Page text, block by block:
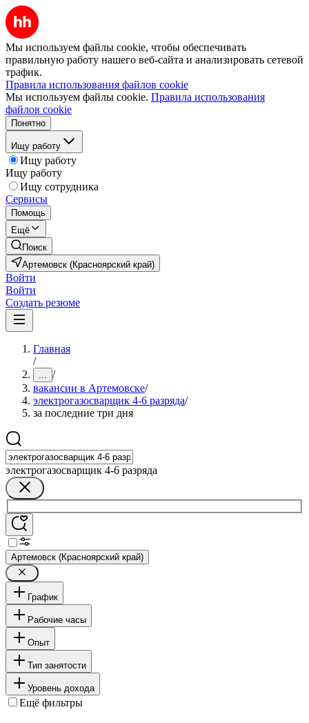
Мы используем файлы cookie, чтобы обеспечивать
правильную работу нашего веб-сайта и анализировать сетевой
трафик.
Правила использования файлов cookie
Мы используем файлы cookie. Правила использования
файлов cookie
Понятно
Ищу работу
Ищу работу
Ищу работу
Ищу сотрудника
Сервисы
Помощь
Ещё
Поиск
Артемовск (Красноярский край)
Войти
Войти
Создать резюме
Главная
/
... /
вакансии в Артемовске/
электрогазосварщик 4-6 разряда/
за последние три дня
электрогазосварщик 4-6 разряда
Артемовск (Красноярский край)
График
Рабочие часы
Опыт
Тип занятости
Уровень дохода
Ещё фильтры